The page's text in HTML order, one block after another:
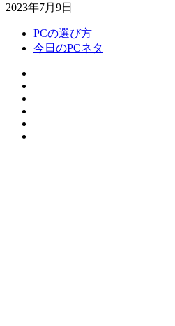
2023年7月9日
PCの選び方
今日のPCネタ